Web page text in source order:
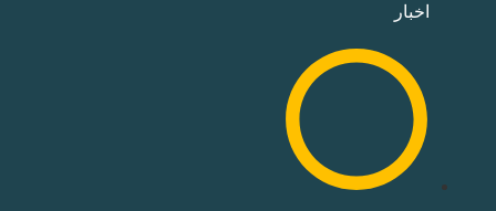
اخبار